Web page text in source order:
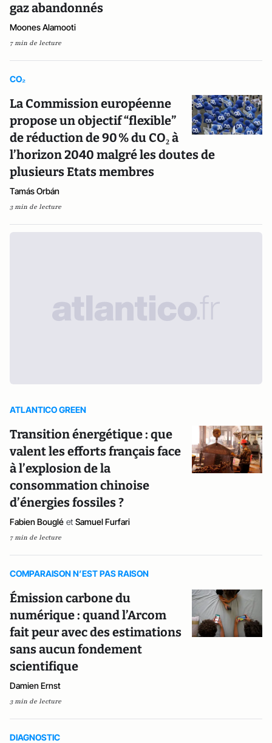
gaz abandonnés
Moones Alamooti
7 min de lecture
CO₂
La Commission européenne
propose un objectif “flexible”
de réduction de 90 % du CO₂ à
l’horizon 2040 malgré les doutes de
plusieurs Etats membres
Tamás Orbán
3 min de lecture
ATLANTICO GREEN
Transition énergétique : que
valent les efforts français face
à l’explosion de la
consommation chinoise
d’énergies fossiles ?
Fabien Bouglé et Samuel Furfari
7 min de lecture
COMPARAISON N’EST PAS RAISON
Émission carbone du
numérique : quand l’Arcom
fait peur avec des estimations
sans aucun fondement
scientifique
Damien Ernst
3 min de lecture
DIAGNOSTIC